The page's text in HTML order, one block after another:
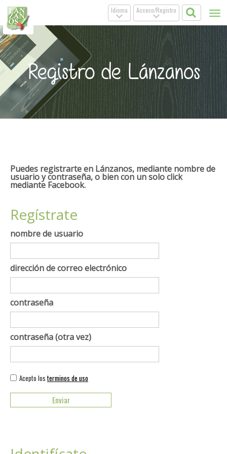
Acceso/Registro
.
Idioma
.
Registro de Lánzanos
Puedes registrarte en Lánzanos, mediante nombre de
usuario y contraseña, o bien con un solo click
mediante Facebook.
Regístrate
nombre de usuario
dirección de correo electrónico
contraseña
contraseña (otra vez)
Acepto los terminos de uso